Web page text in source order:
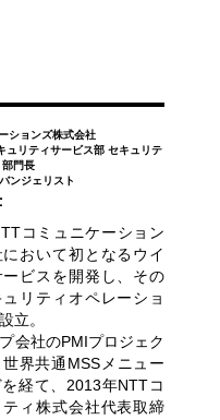
ションズ株式会社
ュリティサービス部 セキュリテ
部門長
ンジェリスト
コミュニケーション
おいて初となるウイ
ービスを開発し、その
リティオペレーショ
立。
会社のPMIプロジェク
世界共通MSSメニュー
経て、2013年NTTコ
ティ株式会社代表取締